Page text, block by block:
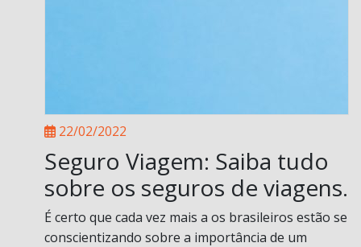
22/02/2022
Seguro Viagem: Saiba tudo
sobre os seguros de viagens.
É certo que cada vez mais a os brasileiros estão se
conscientizando sobre a importância de um